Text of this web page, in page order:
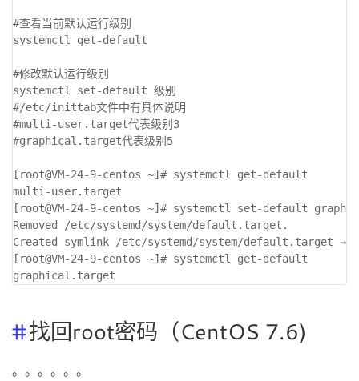
#查看当前默认运行级别
systemctl get-default
#修改默认运行级别
systemctl set-default 级别
#/etc/inittab文件中有具体说明
#multi-user.target代表级别3
#graphical.target代表级别5
[root@VM-24-9-centos ~]# systemctl get-default
multi-user.target
[root@VM-24-9-centos ~]# systemctl set-default
Removed /etc/systemd/system/default.target.
Created symlink /etc/systemd/system/default.target
[root@VM-24-9-centos ~]# systemctl get-default
找回root密码（CentOS 7.6)
。。。。。。